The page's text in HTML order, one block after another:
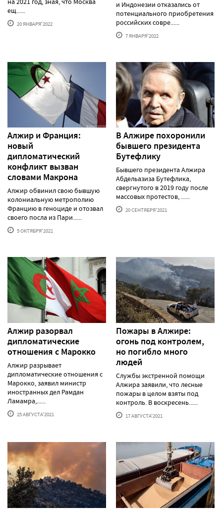
ещ......
20 ЯНВАРЯ'2022
и Индонезии отказались от
потенциального приобретения
российских совре......
7 ЯНВАРЯ'2022
Алжир и Франция:
новый
дипломатический
конфликт вызван
словами Макрона
Алжир обвинил свою бывшую
колониальную метрополию
Францию в геноциде и отозвал
своего посла из Пари......
5 ОКТЯБРЯ'2021
В Алжире похоронили
бывшего президента
Бутефлику
Бывшего президента Алжира
Абдельазиза Бутефлика,
свергнутого в 2019 году после
массовых протестов, ......
20 СЕНТЯБРЯ'2021
Алжир разорвал
дипломатические
отношения с Марокко
Алжир разрывает
дипломатические отношения с
Марокко, заявил министр
иностранных дел Рамдан
Ламамра,......
25 АВГУСТА'2021
Пожары в Алжире:
огонь под контролем,
но погибло много
людей
Службы экстренной помощи
Алжира заявили, что лесные
пожары в целом взяты под
контроль. В воскресень......
17 АВГУСТА'2021